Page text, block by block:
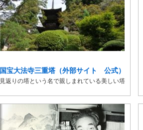
国宝大法寺三重塔（外部サイト 公式）
見返りの塔という名で親しまれている美しい塔